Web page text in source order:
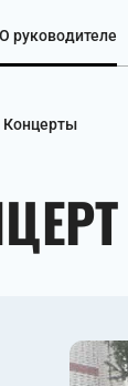
О руководителе
Концерты